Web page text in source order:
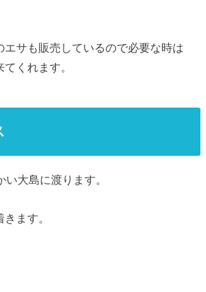
エサも販売しているので必要な時は
くれます。
大島に渡ります。
ます。